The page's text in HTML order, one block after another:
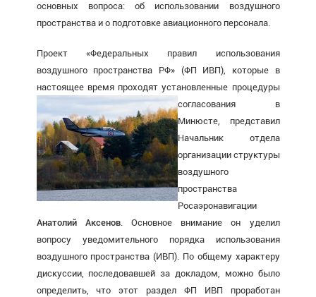
основных вопроса: об использовании воздушного
пространства и о подготовке авиационного персонала.
Проект «Федеральных правил использования
воздушного пространства РФ» (ФП ИВП), которые в
настоящее время проходят установленные процедуры
согласования в
Минюсте, представил
Начальник отдела
организации структуры
воздушного
пространства
Росаэронавигации
Анатолий Аксенов. Основное внимание он уделил
вопросу уведомительного порядка использования
воздушного пространства (ИВП). По общему характеру
дискуссии, последовавшей за докладом, можно было
определить, что этот раздел ФП ИВП проработан